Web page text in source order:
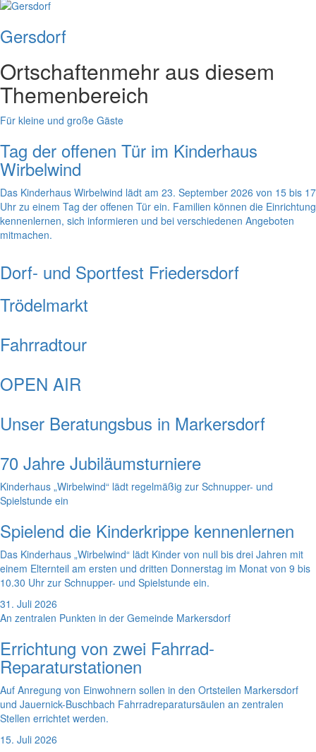
Gersdorf
Ortschaftenmehr aus diesem
Themenbereich
Für kleine und große Gäste
Tag der offenen Tür im Kinderhaus
Wirbelwind
Das Kinderhaus Wirbelwind lädt am 23. September 2026 von 15 bis 17
Uhr zu einem Tag der offenen Tür ein. Familien können die Einrichtung
kennenlernen, sich informieren und bei verschiedenen Angeboten
mitmachen.
Dorf- und Sportfest Friedersdorf
Trödelmarkt
Fahrradtour
OPEN AIR
Unser Beratungsbus in Markersdorf
70 Jahre Jubiläumsturniere
Kinderhaus „Wirbelwind“ lädt regelmäßig zur Schnupper- und
Spielstunde ein
Spielend die Kinderkrippe kennenlernen
Das Kinderhaus „Wirbelwind“ lädt Kinder von null bis drei Jahren mit
einem Elternteil am ersten und dritten Donnerstag im Monat von 9 bis
10.30 Uhr zur Schnupper- und Spielstunde ein.
31. Juli 2026
An zentralen Punkten in der Gemeinde Markersdorf
Errichtung von zwei Fahrrad-
Reparaturstationen
Auf Anregung von Einwohnern sollen in den Ortsteilen Markersdorf
und Jauernick-Buschbach Fahrradreparatursäulen an zentralen
Stellen errichtet werden.
15. Juli 2026